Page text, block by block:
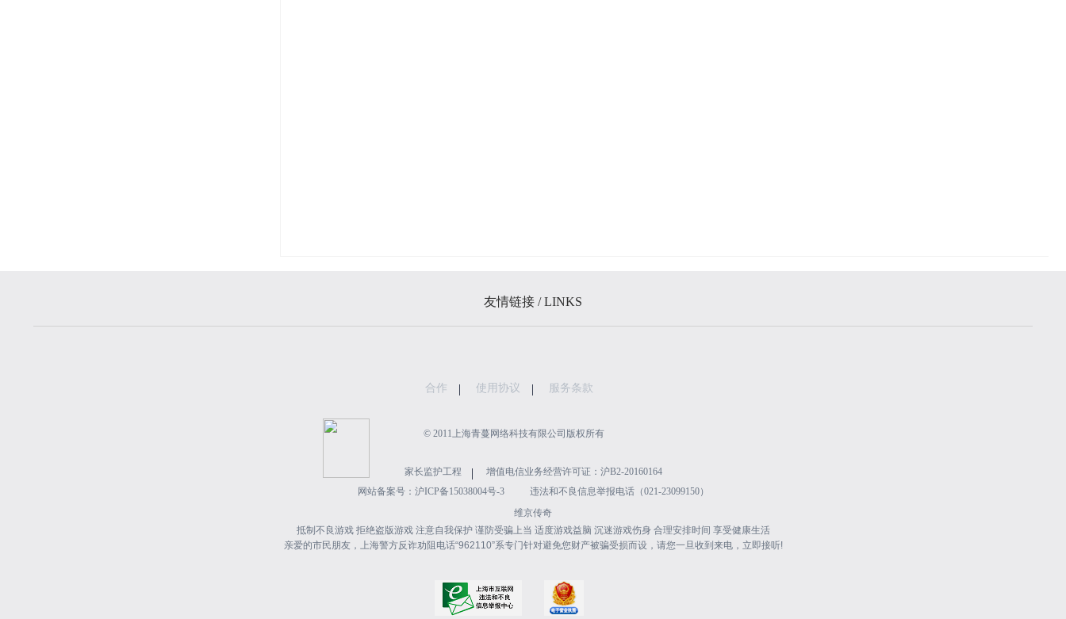
友情链接 / LINKS
合作 使用协议 服务条款
©️ 2011上海青蔓网络科技有限公司版权所有
家长监护工程
增值电信业务经营许可证：沪B2-20160164
网站备案号：沪ICP备15038004号-3
违法和不良信息举报电话（021-23099150）
维京传奇
抵制不良游戏 拒绝盗版游戏 注意自我保护 谨防受骗上当 适度游戏益脑 沉迷游戏伤身 合理安排时间 享受健康生活
亲爱的市民朋友，上海警方反诈劝阻电话“962110”系专门针对避免您财产被骗受损而设，请您一旦收到来电，立即接听!